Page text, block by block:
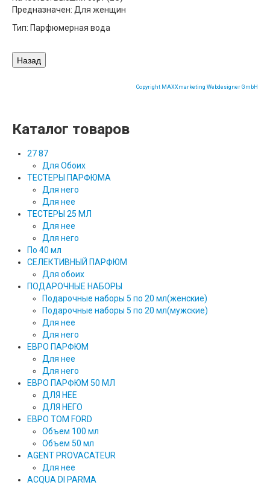
Предназначен: Для женщин
Тип: Парфюмерная вода
Copyright MAXXmarketing Webdesigner GmbH
Каталог товаров
27 87
Для Обоих
ТЕСТЕРЫ ПАРФЮМА
Для него
Для нее
ТЕСТЕРЫ 25 МЛ
Для нее
Для него
По 40 мл
СЕЛЕКТИВНЫЙ ПАРФЮМ
Для обоих
ПОДАРОЧНЫЕ НАБОРЫ
Подарочные наборы 5 по 20 мл(женские)
Подарочные наборы 5 по 20 мл(мужские)
Для нее
Для него
ЕВРО ПАРФЮМ
Для нее
Для него
ЕВРО ПАРФЮМ 50 МЛ
ДЛЯ НЕЕ
ДЛЯ НЕГО
ЕВРО TOM FORD
Объем 100 мл
Объем 50 мл
AGENT PROVACATEUR
Для нее
ACQUA DI PARMA